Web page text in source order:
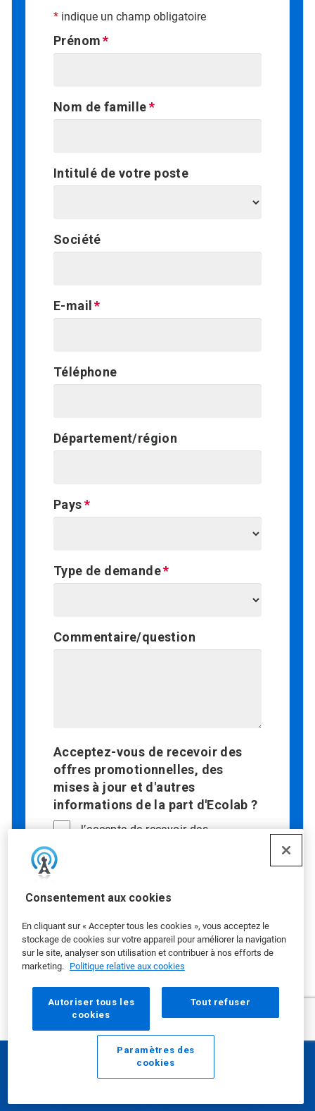
Consentement aux cookies
En cliquant sur « Accepter tous les cookies », vous acceptez le
stockage de cookies sur votre appareil pour améliorer la navigation
sur le site, analyser son utilisation et contribuer à nos efforts de
marketing. Politique relative aux cookies
Autoriser tous les
cookies
Tout refuser
Paramètres des
cookies
* indique un champ obligatoire
Prénom
Nom de famille
Intitulé de votre poste
Société
E-mail
Téléphone
Département/région
Pays
Type de demande
Commentaire/question
Acceptez-vous de recevoir des
offres promotionnelles, des
mises à jour et d'autres
informations de la part d'Ecolab ?
J’accepte de recevoir des
communications par e-mail d’Ecolab
Si vous cochez « oui », vous acceptez
des offres promotionnelles, des mises à
souhaitez continuer votre relation client
sans recevoir de communication
marketing, vous pouvez nous envoyer vos
La protection de vos données
personnelles vous préoccupe ?
Consultez notrePolitique de
confidentialité.
E-mail Appelez